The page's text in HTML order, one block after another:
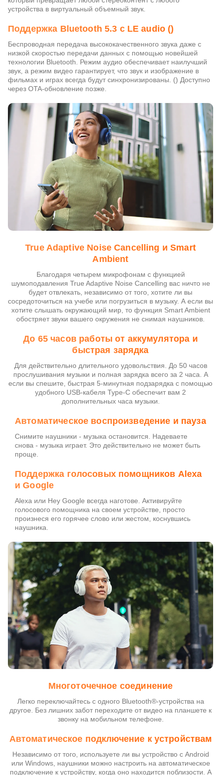
устройства в виртуальный объемный звук.
Поддержка Bluetooth 5.3 с LE audio ()
Беспроводная передача высококачественного звука даже с
низкой скоростью передачи данных с помощью новейшей
технологии Bluetooth. Режим аудио обеспечивает наилучший
звук, а режим видео гарантирует, что звук и изображение в
фильмах и играх всегда будут синхронизированы. () Доступно
через OTA-обновление позже.
True Adaptive Noise Cancelling и Smart
Ambient
Благодаря четырем микрофонам с функцией
шумоподавления True Adaptive Noise Cancelling вас ничто не
будет отвлекать, независимо от того, хотите ли вы
сосредоточиться на учебе или погрузиться в музыку. А если вы
хотите слышать окружающий мир, то функция Smart Ambient
обостряет звуки вашего окружения не снимая наушников.
До 65 часов работы от аккумулятора и
быстрая зарядка
Для действительно длительного удовольствия. До 50 часов
прослушивания музыки и полная зарядка всего за 2 часа. А
если вы спешите, быстрая 5-минутная подзарядка с помощью
удобного USB-кабеля Type-C обеспечит вам 2
дополнительных часа музыки.
Автоматическое воспроизведение и пауза
Снимите наушники - музыка остановится. Надеваете
снова - музыка играет. Это действительно не может быть
проще.
Поддержка голосовых помощников Alexa
и Google
Alexa или Hey Google всегда наготове. Активируйте
голосового помощника на своем устройстве, просто
произнеся его горячее слово или жестом, коснувшись
наушника.
Многоточечное соединение
Легко переключайтесь с одного Bluetooth®-устройства на
другое. Без лишних забот переходите от видео на планшете к
звонку на мобильном телефоне.
Автоматическое подключение к устройствам
Независимо от того, используете ли вы устройство с Android
или Windows, наушники можно настроить на автоматическое
подключение к устройству, когда оно находится поблизости. А